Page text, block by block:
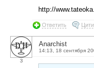
http://
Ответить
3
Anarchist
14:13, 18 сентября